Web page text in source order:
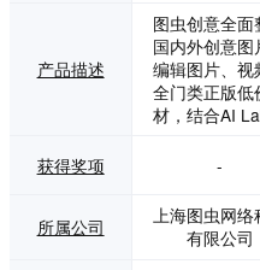
产品描述
图虫创意全面
国内外创意图
编辑图片、视
全门类正版低
材，结合AI
及个人用户提
容服务解决方
作为图虫旗下
获得奖项 -
所属公司
上海图虫网络
有限公司